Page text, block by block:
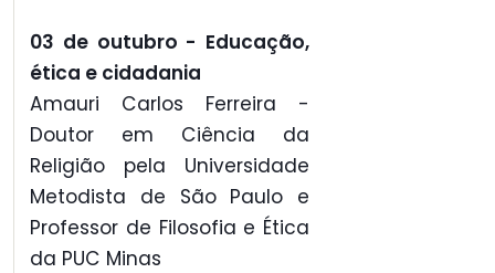
03 de outubro - Educação,
ética e cidadania
Amauri Carlos Ferreira -
Doutor em Ciência da
Religião pela Universidade
Metodista de São Paulo e
Professor de Filosofia e Ética
da PUC Minas